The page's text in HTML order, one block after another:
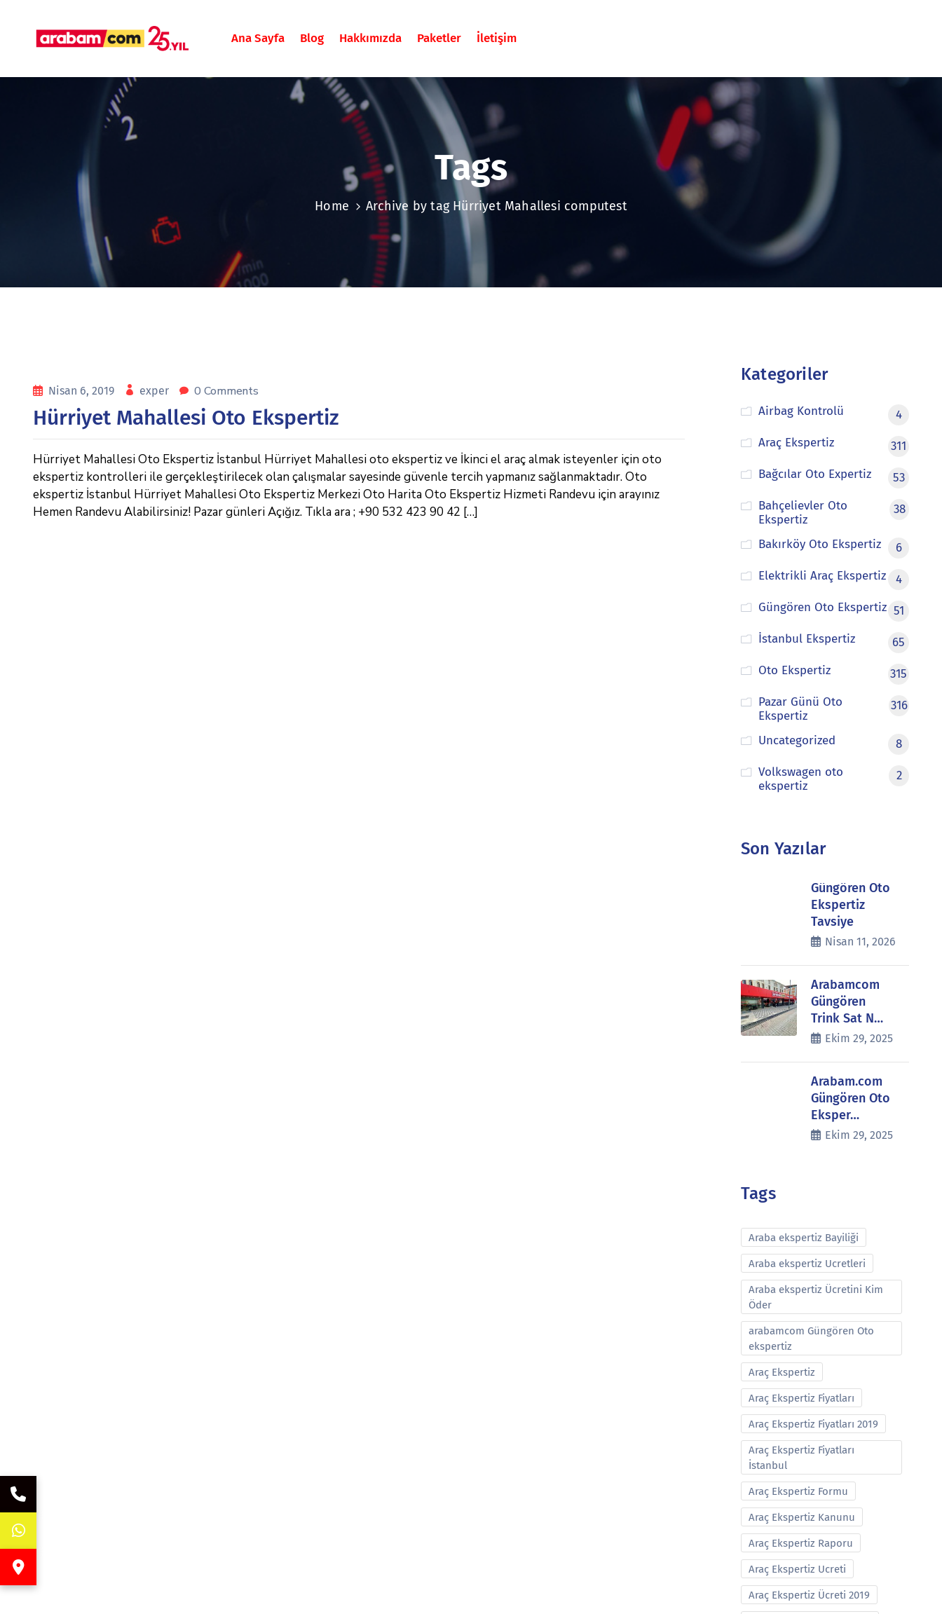
Ana Sayfa Blog Hakkımızda Paketler İletişim
Tags
Home Archive by tag Hürriyet Mahallesi computest
Nisan 6, 2019 exper 0 Comments
Hürriyet Mahallesi Oto Ekspertiz
Hürriyet Mahallesi Oto Ekspertiz İstanbul Hürriyet Mahallesi oto ekspertiz ve İkinci el araç almak isteyenler için oto
ekspertiz kontrolleri ile gerçekleştirilecek olan çalışmalar sayesinde güvenle tercih yapmanız sağlanmaktadır. Oto
ekspertiz İstanbul Hürriyet Mahallesi Oto Ekspertiz Merkezi Oto Harita Oto Ekspertiz Hizmeti Randevu için arayınız
Hemen Randevu Alabilirsiniz! Pazar günleri Açığız. Tıkla ara ; +90 532 423 90 42 […]
Kategoriler
Airbag Kontrolü
4
Araç Ekspertiz
311
Bağcılar Oto Expertiz
53
Bahçelievler Oto
Ekspertiz
38
Bakırköy Oto Ekspertiz
6
Elektrikli Araç Ekspertiz
4
Güngören Oto Ekspertiz 51
İstanbul Ekspertiz
65
Oto Ekspertiz
315
Pazar Günü Oto
Ekspertiz
316
Uncategorized
8
Volkswagen oto
ekspertiz
2
Son Yazılar
Güngören Oto
Ekspertiz
Tavsiye
Nisan 11, 2026
Arabamcom
Güngören
Trink Sat N…
Ekim 29, 2025
Arabam.com
Güngören Oto
Eksper…
Ekim 29, 2025
Tags
Araba ekspertiz Bayiliği
Araba ekspertiz Ucretleri
Araba ekspertiz Ücretini Kim
Öder
arabamcom Güngören Oto
ekspertiz
Araç Ekspertiz
Araç Ekspertiz Fiyatları
Araç Ekspertiz Fiyatları 2019
Araç Ekspertiz Fiyatları
İstanbul
Araç Ekspertiz Formu
Araç Ekspertiz Kanunu
Araç Ekspertiz Raporu
Araç Ekspertiz Ucreti
Araç Ekspertiz Ücreti 2019